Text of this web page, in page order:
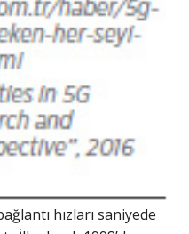
hızları saniyede